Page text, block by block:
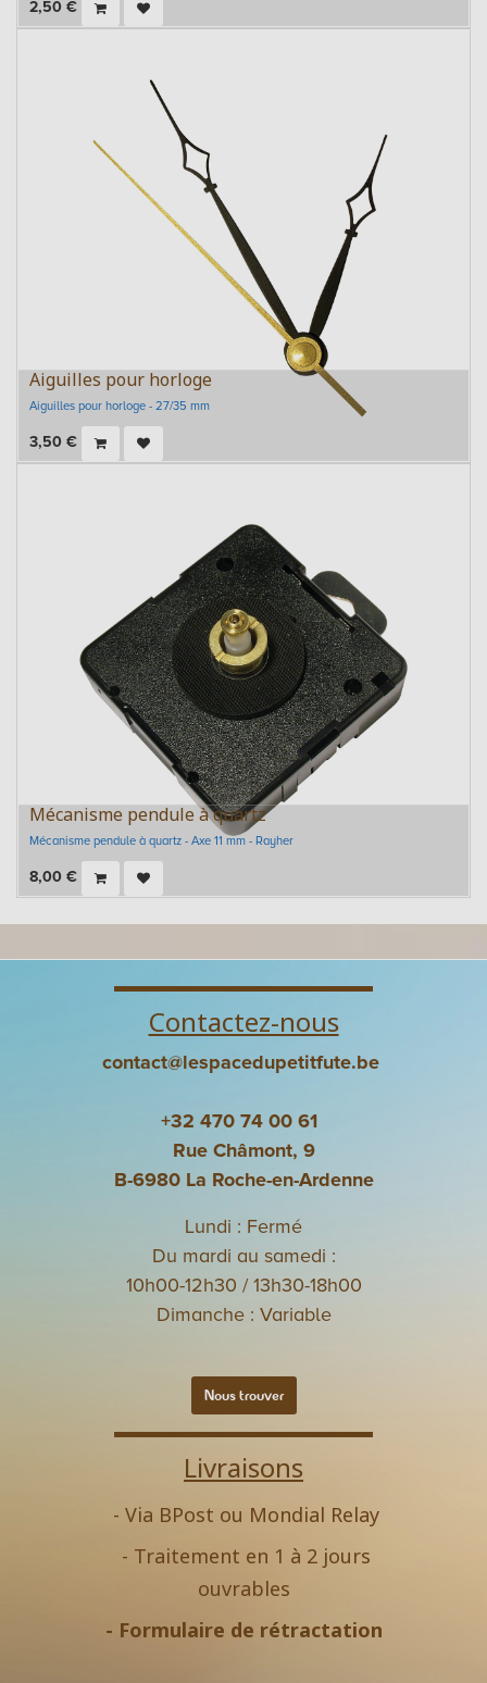
2,50 €
Aiguilles pour horloge
Aiguilles pour horloge - 27/35 mm
3,50 €
Mécanisme pendule à quartz
Mécanisme pendule à quartz - Axe 11 mm - Rayher
8,00 €
Contactez-nous
contact@lespacedupetitfute.be
+32 470 74 00 61
Rue Châmont, 9
B-6980 La Roche-en-Ardenne
Lundi : Fermé
Du mardi au samedi :
10h00-12h30 / 13h30-18h00
Dimanche : Variable
Nous trouver
Livraisons
- Via BPost ou Mondial Relay
- Traitement en 1 à 2 jours
ouvrables
- Formulaire de rétractation